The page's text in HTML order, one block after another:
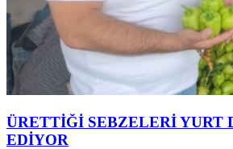
ÜRETTİĞİ SEBZELERİ YURT
EDİYOR